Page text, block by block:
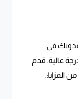
في
عالية. قدم
المزايا:.